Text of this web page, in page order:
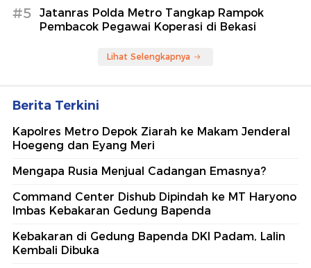
#5
Jatanras Polda Metro Tangkap Rampok
Pembacok Pegawai Koperasi di Bekasi
Lihat Selengkapnya
Berita Terkini
Kapolres Metro Depok Ziarah ke Makam Jenderal
Hoegeng dan Eyang Meri
Mengapa Rusia Menjual Cadangan Emasnya?
Command Center Dishub Dipindah ke MT Haryono
Imbas Kebakaran Gedung Bapenda
Kebakaran di Gedung Bapenda DKI Padam, Lalin
Kembali Dibuka